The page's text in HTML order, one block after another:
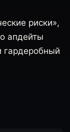
риски»,
апдейты
гардеробный